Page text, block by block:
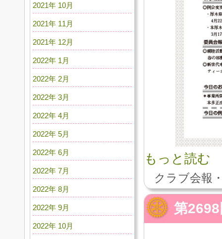
もっと読む
クラブ会報
第
2021年 10月
2021年 11月
2021年 12月
2022年 1月
2022年 2月
2022年 3月
2022年 4月
2022年 5月
2022年 6月
2022年 7月
2022年 8月
2022年 9月
2022年 10月